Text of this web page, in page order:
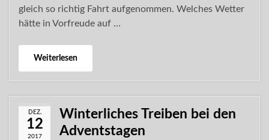
gleich so richtig Fahrt aufgenommen. Welches Wetter
hätte in Vorfreude auf …
Weiterlesen
DEZ.
12
2017
Winterliches Treiben bei den
Adventstagen